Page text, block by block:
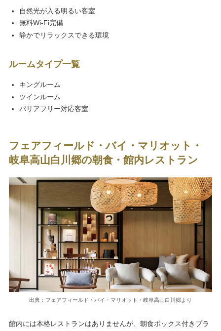
自然光が入る明るい客室
無料Wi-Fi完備
静かでリラックスできる環境
ルームタイプ一覧
キングルーム
ツインルーム
バリアフリー対応客室
フェアフィールド・バイ・マリオット・
岐阜高山白川郷の朝食・館内レストラン
出典：フェアフィールド・バイ・マリオット・岐阜高山白川郷より
館内には本格レストランはありませんが、朝食ボックス付きプラ